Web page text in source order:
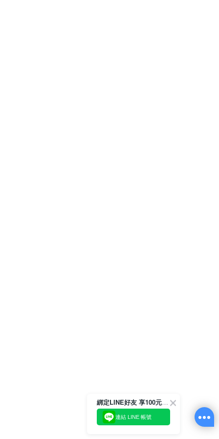
綁定LINE好友 享100元折價券
連結 LINE 帳號